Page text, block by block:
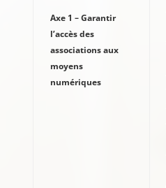
Axe 1 – Garantir
l’accès des
associations aux
moyens
numériques